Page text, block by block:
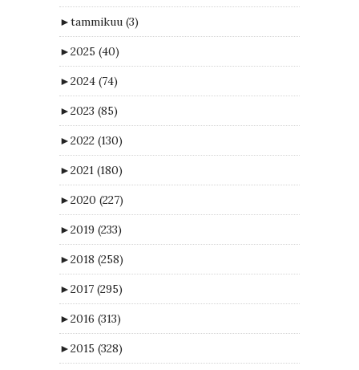
►tammikuu (3)
►2025 (40)
►2024 (74)
►2023 (85)
►2022 (130)
►2021 (180)
►2020 (227)
►2019 (233)
►2018 (258)
►2017 (295)
►2016 (313)
►2015 (328)